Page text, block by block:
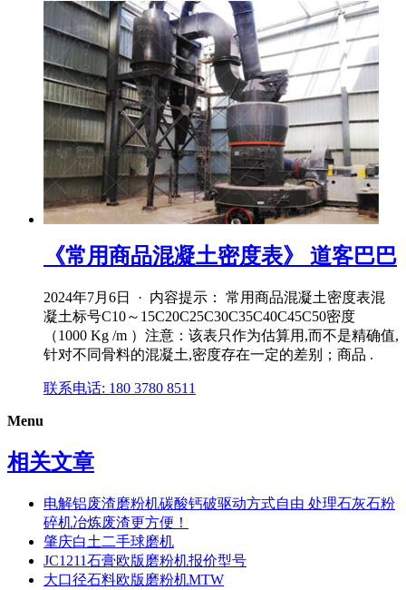
《常用商品混凝土密度表》 道客巴巴
2024年7月6日 · 内容提示： 常用商品混凝土密度表混
凝土标号C10～15C20C25C30C35C40C45C50密度
（1000 Kg /m ）注意：该表只作为估算用,而不是精确值,
针对不同骨料的混凝土,密度存在一定的差别；商品 .
联系电话: 180 3780 8511
Menu
相关文章
电解铝废渣磨粉机碳酸钙破驱动方式自由 处理石灰石粉
碎机冶炼废渣更方便！
肇庆白土二手球磨机
JC1211石膏欧版磨粉机报价型号
大口径石料欧版磨粉机MTW